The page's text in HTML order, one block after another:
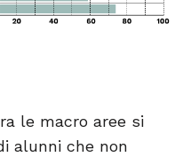
le macro aree si
alunni che non